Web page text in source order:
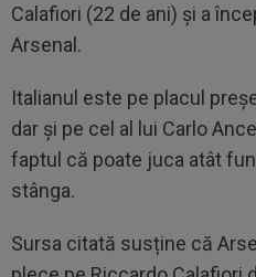
Calafiori (22 de ani) și a
Arsenal.
Italianul este pe placul
dar și pe cel al lui Carlo
faptul că poate juca atât
stânga.
Sursa citată susține că